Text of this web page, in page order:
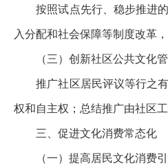
按照试点先行、稳步推进
入分配和社会保障等制度改革
（三）创新社区公共文化
推广社区居民评议等行之
权和自主权；总结推广由社区
三、促进文化消费常态化
（一）提高居民文化消费